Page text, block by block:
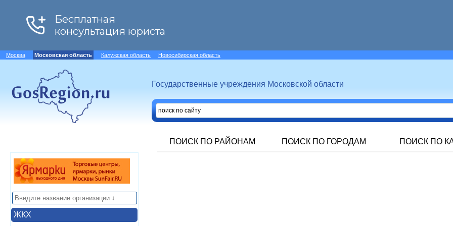
Москва Московская область Калужская область Новосибирская область
Государственные учреждения Московской области
ПОИСК ПО РАЙОНАМ ПОИСК ПО ГОРОДАМ ПОИСК ПО
ЖКХ